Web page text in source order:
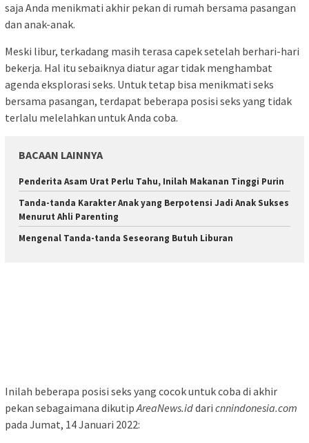
saja Anda menikmati akhir pekan di rumah bersama pasangan
dan anak-anak.
Meski libur, terkadang masih terasa capek setelah berhari-hari
bekerja. Hal itu sebaiknya diatur agar tidak menghambat
agenda eksplorasi seks. Untuk tetap bisa menikmati seks
bersama pasangan, terdapat beberapa posisi seks yang tidak
terlalu melelahkan untuk Anda coba.
BACAAN LAINNYA
Penderita Asam Urat Perlu Tahu, Inilah Makanan Tinggi Purin
Tanda-tanda Karakter Anak yang Berpotensi Jadi Anak Sukses
Menurut Ahli Parenting
Mengenal Tanda-tanda Seseorang Butuh Liburan
Inilah beberapa posisi seks yang cocok untuk coba di akhir
pekan sebagaimana dikutip AreaNews.iddari cnnindonesia.com
pada Jumat, 14 Januari 2022: